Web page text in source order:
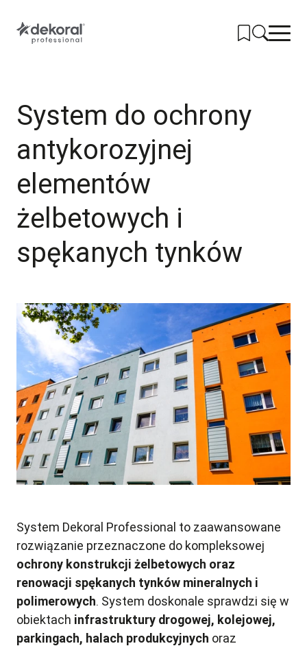
głównej
PRODUKTY
SYSTEMY
KOLORY
NARZĘDZIA
REALIZACJE
GDZIE KUPIĆ
KONTAKT
System do ochrony
antykorozyjnej
elementów
żelbetowych i
spękanych tynków
System Dekoral Professional to zaawansowane
rozwiązanie przeznaczone do kompleksowej
ochrony konstrukcji żelbetowych oraz
renowacji spękanych tynków mineralnych i
polimerowych. System doskonale sprawdzi się w
obiektach infrastruktury drogowej, kolejowej,
parkingach, halach produkcyjnych oraz